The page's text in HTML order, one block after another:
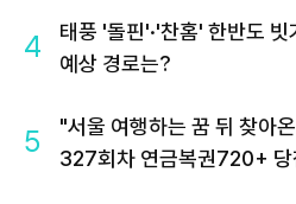
4
태풍 '돌핀'·'찬홈' 한반도
예상 경로는?
5
"서울 여행하는 꿈 뒤 찾아
327회차 연금복권720+ 당